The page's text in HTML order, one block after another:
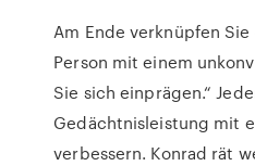
Am Ende verknüpfen
Person mit einem
Sie sich einprägen.“
Gedächtnisleistung mit
verbessern. Konrad rät